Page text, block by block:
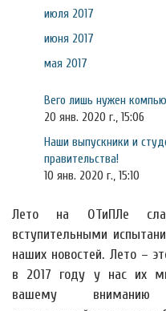
июля 2017
июня 2017
мая 2017
Вего лишь нужен
20 янв. 2020 г., 15:06
Наши выпускники и
правительства!
10 янв. 2020 г., 15:10
Лето на ОТиПЛе
вступительными
наших новостей. Лето –
в 2017 году у нас их
вашему